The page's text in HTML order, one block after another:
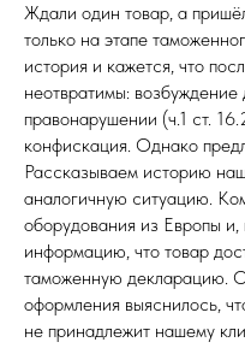
Ждали один товар, а
только на этапе
история и кажется, что
неотвратимы:
правонарушении (ч.1 ст.
конфискация. Однако
Рассказываем историю
аналогичную ситуацию.
оборудования из Европы и,
информацию, что товар
таможенную декларацию.
оформления выяснилось,
не принадлежит нашему